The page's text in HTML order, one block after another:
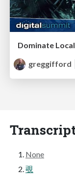
greggifford
None
覗